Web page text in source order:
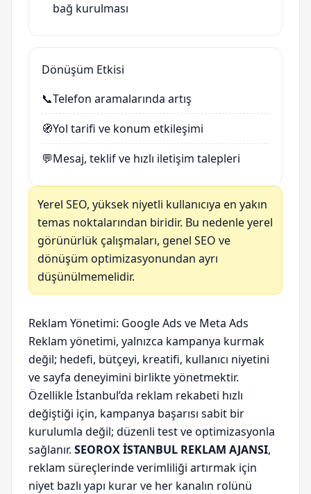
bağ kurulması
Dönüşüm Etkisi
📞Telefon aramalarında artış
🧭Yol tarifi ve konum etkileşimi
💬Mesaj, teklif ve hızlı iletişim talepleri
Yerel SEO, yüksek niyetli kullanıcıya en yakın
temas noktalarından biridir. Bu nedenle yerel
görünürlük çalışmaları, genel SEO ve
dönüşüm optimizasyonundan ayrı
düşünülmemelidir.
Reklam Yönetimi: Google Ads ve Meta Ads
Reklam yönetimi, yalnızca kampanya kurmak
değil; hedefi, bütçeyi, kreatifi, kullanıcı niyetini
ve sayfa deneyimini birlikte yönetmektir.
Özellikle İstanbul’da reklam rekabeti hızlı
değiştiği için, kampanya başarısı sabit bir
kurulumla değil; düzenli test ve optimizasyonla
sağlanır. SEOROX İSTANBUL REKLAM AJANSI,
reklam süreçlerinde verimliliği artırmak için
niyet bazlı yapı kurar ve her kanalın rolünü